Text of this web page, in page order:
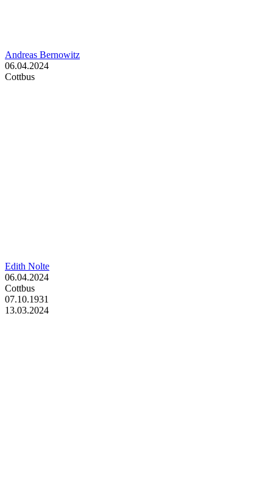
Andreas Bernowitz
06.04.2024
Cottbus
Edith Nolte
06.04.2024
Cottbus
07.10.1931
13.03.2024